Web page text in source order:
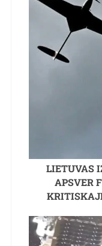
LIETUVAS
APSVER